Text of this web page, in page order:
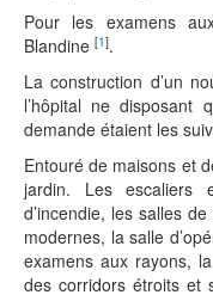
Pour les examens
Blandine [1].
La construction d’un
l’hôpital ne
demande étaient les
Entouré de maisons et
jardin. Les
d’incendie, les salles
modernes, la salle
examens aux rayons,
des corridors étroits et